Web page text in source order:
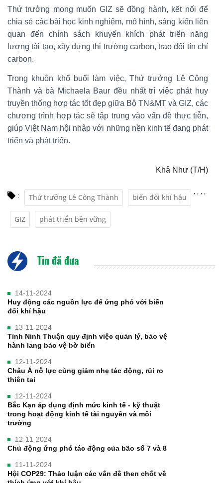
Thứ trưởng mong muốn GIZ sẽ đồng hành, kết nối để
chia sẻ các bài học kinh nghiệm, mô hình, sáng kiến liên
quan đến chính sách khuyến khích phát triển năng
lượng tái tạo, xây dựng thị trường carbon, trao đổi tín chỉ
carbon.
Trong khuôn khổ buổi làm việc, Thứ trưởng Lê Công
Thành và bà Michaela Baur đều nhất trí việc phát huy
truyền thống hợp tác tốt đẹp giữa Bộ TN&MT và GIZ, các
chương trình hợp tác sẽ tập trung vào vấn đề thực tiễn,
giúp Việt Nam hội nhập với những nền kinh tế đang phát
triển và phát triển.
Khả Như (T/H)
: Thứ trưởng Lê Công Thành
,
biến đổi khí hậu
,
GIZ
,
phát triển bền vững
,
Tin đã đưa
14-11-2024
Huy động các nguồn lực để ứng phó với biến
đổi khí hậu
13-11-2024
Tỉnh Ninh Thuận quy định việc quản lý, bảo vệ
hành lang bảo vệ bờ biển
12-11-2024
Châu Á nỗ lực cùng giảm nhẹ tác động, rủi ro
thiên tai
12-11-2024
Bắc Kạn áp dụng định mức kinh tế - kỹ thuật
trong hoạt động kinh tế tài nguyên và môi
trường
12-11-2024
Chủ động ứng phó tác động của bão số 7 và 8
11-11-2024
Hội COP29: Thảo luận các vấn đề then chốt về